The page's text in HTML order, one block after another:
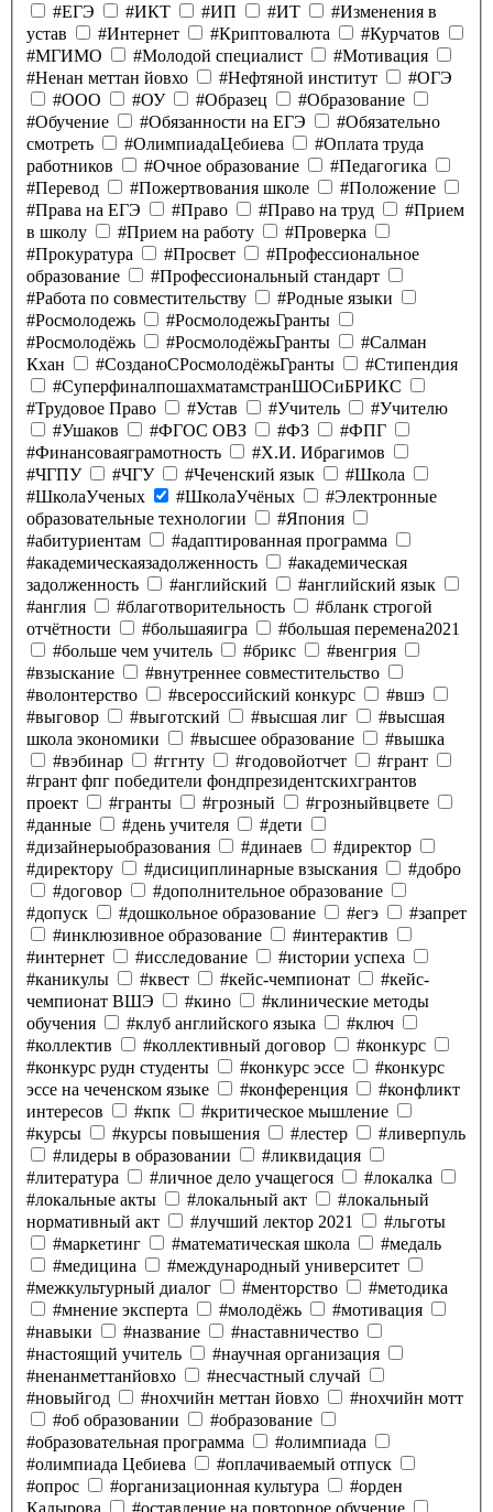
#ЕГЭ
#ИКТ #ИП #ИТ
#Изменения в
устав
#Интернет #Криптовалюта
#Курчатов
#МГИМО
#Молодой специалист
#Мотивация
#Ненан меттан йовхо
#Нефтяной институт
#ОГЭ
#ООО
#ОУ #Образец
#Образование
#Обучение
#Обязанности на ЕГЭ
#Обязательно
смотреть
#ОлимпиадаЦебиева
#Оплата труда
работников
#Очное образование
#Педагогика
#Перевод
#Пожертвования школе
#Положение
#Права на ЕГЭ
#Право #Право на труд
#Прием
в школу
#Прием на работу
#Проверка
#Прокуратура
#Просвет
#Профессиональное
образование
#Профессиональный стандарт
#Работа по совместительству
#Родные языки
#Росмолодежь
#РосмолодежьГранты
#Росмолодёжь
#РосмолодёжьГранты
#Салман
Кхан
#СозданоСРосмолодёжьГранты
#Стипендия
#СуперфиналпошахматамстранШОСиБРИКС
#Трудовое Право
#Устав #Учитель
#Учителю
#Ушаков
#ФГОС ОВЗ #ФЗ
#ФПГ
#Финансоваяграмотность
#Х.И. Ибрагимов
#ЧГПУ
#ЧГУ #Чеченский язык
#Школа
#ШколаУченых
#ШколаУчёных
#Электронные
образовательные технологии
#Япония
#абитуриентам
#адаптированная программа
#академическаязадолженность
#академическая
задолженность
#английский
#английский язык
#англия
#благотворительность
#бланк строгой
отчётности
#большаяигра
#большая перемена2021
#больше чем учитель
#брикс
#венгрия
#взыскание
#внутреннее совместительство
#волонтерство
#всероссийский конкурс
#вшэ
#выговор
#выготский #высшая лиг
#высшая
школа экономики
#высшее образование
#вышка
#вэбинар
#ггнту #годовойотчет
#грант
#грант фпг победители фондпрезидентскихгрантов
проект
#гранты #грозный
#грозныйвцвете
#данные
#день учителя
#дети
#дизайнерыобразования
#динаев
#директор
#директору
#дисициплинарные взыскания
#добро
#договор
#дополнительное образование
#допуск
#дошкольное образование #егэ
#запрет
#инклюзивное образование
#интерактив
#интернет
#исследование
#истории успеха
#каникулы
#квест #кейс-чемпионат
#кейс-
чемпионат ВШЭ
#кино
#клинические методы
обучения
#клуб английского языка
#ключ
#коллектив
#коллективный договор
#конкурс
#конкурс рудн студенты
#конкурс эссе
#конкурс
эссе на чеченском языке
#конференция
#конфликт
интересов
#кпк
#критическое мышление
#курсы
#курсы повышения #лестер
#ливерпуль
#лидеры в образовании
#ликвидация
#литература
#личное дело учащегося
#локалка
#локальные акты
#локальный акт
#локальный
нормативный акт
#лучший лектор 2021
#льготы
#маркетинг
#математическая школа
#медаль
#медицина
#международный университет
#межкультурный диалог
#менторство
#методика
#мнение эксперта
#молодёжь
#мотивация
#навыки
#название
#наставничество
#настоящий учитель
#научная организация
#ненанметтанйовхо
#несчастный случай
#новыйгод
#нохчийн меттан йовхо
#нохчийн мотт
#об образовании
#образование
#образовательная программа
#олимпиада
#олимпиада Цебиева
#оплачиваемый отпуск
#опрос
#организационная культура
#орден
Кадырова
#оставление на повторное обучение